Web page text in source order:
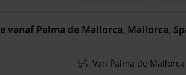
vanaf Palma de Mallorca, Mallorca,
Van Palma de